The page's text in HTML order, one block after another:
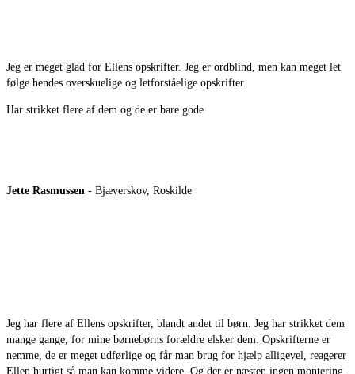
Jeg er meget glad for Ellens opskrifter. Jeg er ordblind, men kan meget let
følge hendes overskuelige og letforståelige opskrifter.
Har strikket flere af dem og de er bare gode
Jette Rasmussen - Bjæverskov, Roskilde
Jeg har flere af Ellens opskrifter, blandt andet til børn. Jeg har strikket dem
mange gange, for mine børnebørns forældre elsker dem. Opskrifterne er
nemme, de er meget udførlige og får man brug for hjælp alligevel, reagerer
Ellen hurtigt så man kan komme videre. Og der er næsten ingen montering